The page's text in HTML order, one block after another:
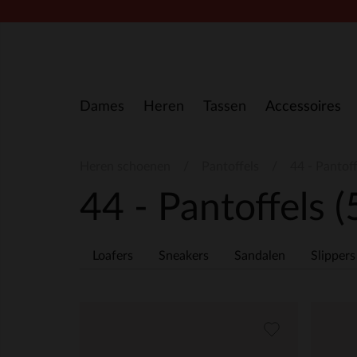
Dames Heren Tassen Accessoires
44 - Pantoffels
Loafers Sneakers Sandalen Slippers